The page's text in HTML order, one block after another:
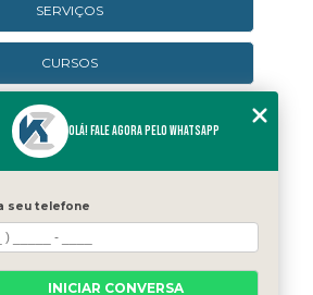
SERVIÇOS
CURSOS
CURSOS ONLINE
CONTATO
CATEGORIAS
Olá! Fale agora pelo WhatsApp
seu telefone
INICIAR CONVERSA